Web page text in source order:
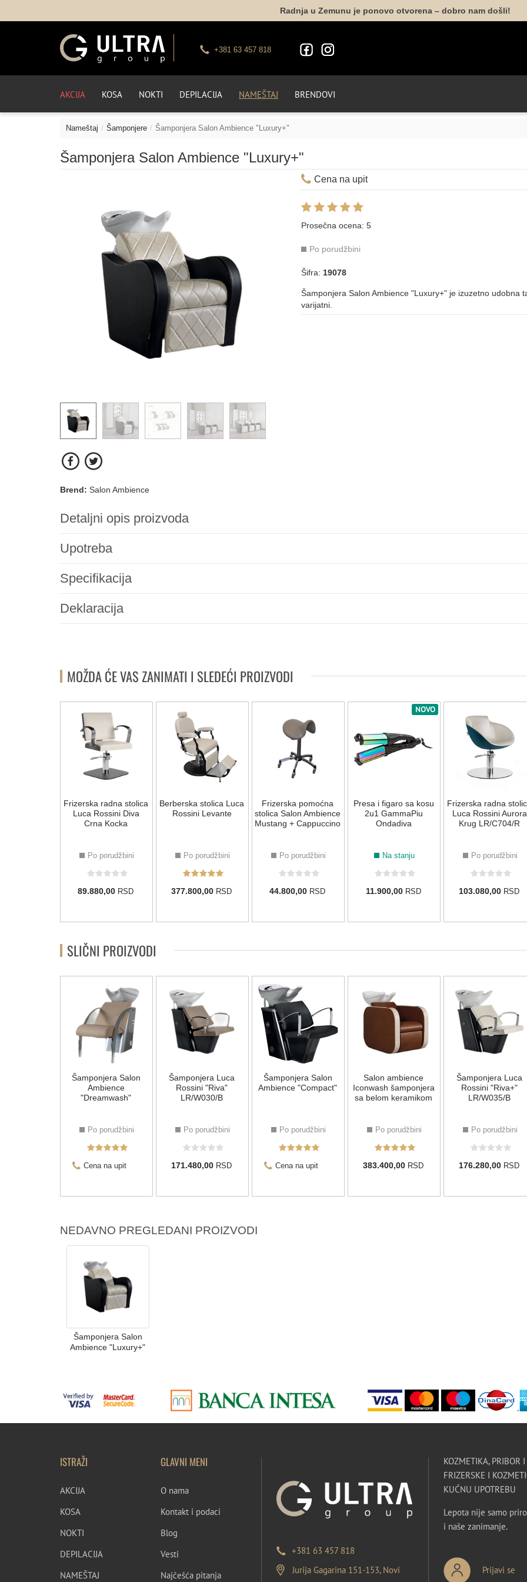
Radnja u Zemunu je ponovo otvorena – dobro nam došli!
+381 63 457 818
AKCIJA KOSA NOKTI DEPILACIJA NAMEŠTAJ BRENDOVI
Nameštaj Šamponjere Šamponjera Salon Ambience "Luxury+"
Šamponjera Salon Ambience "Luxury+"
Cena na upit
Prosečna ocena:5
Po porudžbini
Šifra: 19078
Šamponjera Salon Ambience "Luxury+" je izuzetno udobna
varijatni.
Brend: Salon Ambience
Detaljni opis proizvoda
Upotreba
Specifikacija
Deklaracija
MOŽDA ĆE VAS ZANIMATI I SLEDEĆI PROIZVODI
Frizerska radna stolica
Luca Rossini Diva
Crna Kocka
Po porudžbini
89.880,00 RSD
Berberska stolica Luca
Rossini Levante
Po porudžbini
377.800,00 RSD
Frizerska pomoćna
stolica Salon Ambience
Mustang + Cappuccino
Po porudžbini
44.800,00 RSD
NOVO
Presa i figaro sa kosu
2u1 GammaPiu
Ondadiva
Na stanju
11.900,00RSD
Frizerska radna
Luca Rossini Aurora
Krug LR/C704/R
Po porudžbini
103.080,00 RSD
SLIČNI PROIZVODI
Šamponjera Salon
Ambience
"Dreamwash"
Po porudžbini
Cena na upit
Šamponjera Luca
Rossini "Riva"
LR/W030/B
Po porudžbini
171.480,00 RSD
Šamponjera Salon
Ambience "Compact"
Po porudžbini
Cena na upit
Salon ambience
Iconwash šamponjera
sa belom keramikom
Po porudžbini
383.400,00 RSD
Šamponjera Luca
Rossini "Riva+"
LR/W035/B
Po porudžbini
176.280,00 RSD
NEDAVNO PREGLEDANI PROIZVODI
Šamponjera Salon
Ambience "Luxury+"
ISTRAŽI
AKCIJA
KOSA
NOKTI
DEPILACIJA
NAMEŠTAJ
GLAVNI MENI
O nama
Kontakt i podaci
Blog
Vesti
Najčešća pitanja
+381 63 457 818
Jurija Gagarina 151-153, Novi
KOZMETIKA, PRIBOR
FRIZERSKE I
KUĆNU UPOTREBU
Lepota nije samo
i naše zanimanje.
Prijavi se